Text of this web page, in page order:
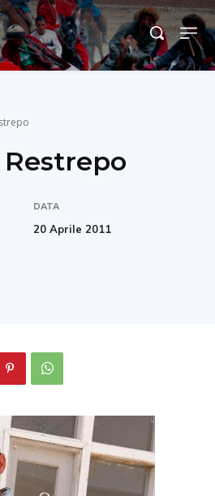
DATA
20 Aprile 2011